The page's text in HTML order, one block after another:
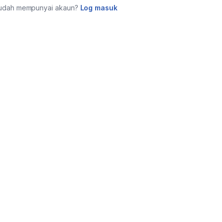
mempunyai akaun? Log masuk